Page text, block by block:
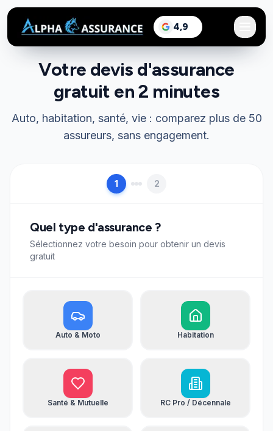
4,9
sur Google, voir les
Votre devis d'assurance
gratuit en 2 minutes
Auto, habitation, santé, vie : comparez plus de 50
assureurs, sans engagement.
1 2
Quel type d'assurance ?
Sélectionnez votre besoin pour obtenir un devis
gratuit
Auto & Moto Habitation
Santé & Mutuelle RC Pro / Décennale